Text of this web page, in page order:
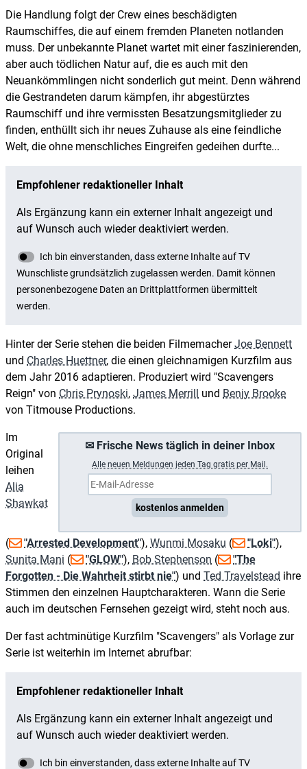
Die Handlung folgt der Crew eines beschädigten
Raumschiffes, die auf einem fremden Planeten notlanden
muss. Der unbekannte Planet wartet mit einer faszinierenden,
aber auch tödlichen Natur auf, die es auch mit den
Neuankömmlingen nicht sonderlich gut meint. Denn während
die Gestrandeten darum kämpfen, ihr abgestürztes
Raumschiff und ihre vermissten Besatzungsmitglieder zu
finden, enthüllt sich ihr neues Zuhause als eine feindliche
Welt, die ohne menschliches Eingreifen gedeihen durfte...
Hinter der Serie stehen die beiden FilmemacherJoe Bennett
und Charles Huettner, die einen gleichnamigen Kurzfilm aus
dem Jahr 2016 adaptieren. Produziert wird "Scavengers
Reign" von Chris Prynoski, James Merrill und Benjy Brooke
von Titmouse Productions.
✉ Frische News täglich in deiner Inbox
Alle neuen Meldungen jeden Tag gratis per Mail.
kostenlos anmelden
Im
Original
leihen
Alia
Shawkat
( "Arrested Development"), Wunmi Mosaku ( "Loki"),
Sunita Mani ( "GLOW"), Bob Stephenson (
"The
Forgotten - Die Wahrheit stirbt nie") und Ted Travelstead ihre
Stimmen den einzelnen Hauptcharakteren. Wann die Serie
auch im deutschen Fernsehen gezeigt wird, steht noch aus.
Der fast achtminütige Kurzfilm "Scavengers" als Vorlage zur
Serie ist weiterhin im Internet abrufbar: